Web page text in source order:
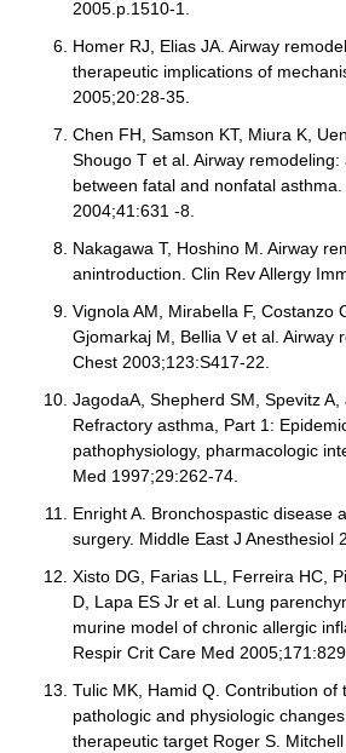
2005.p.1510-1.
Homer RJ, Elias JA. Airway
therapeutic implications of
2005;20:28-35.
Chen FH, Samson KT, Miura K,
Shougo T et al. Airway remodeling:
between fatal and nonfatal asthma.
2004;41:631 -8.
Nakagawa T, Hoshino M. Airway
anintroduction. Clin Rev Allergy
Vignola AM, Mirabella F, Costanzo
Gjomarkaj M, Bellia V et al. Airway
Chest 2003;123:S417-22.
JagodaA, Shepherd SM, Spevitz A,
Refractory asthma, Part 1:
pathophysiology, pharmacologic
Med 1997;29:262-74.
Enright A. Bronchospastic disease
surgery. Middle East J Anesthesiol
Xisto DG, Farias LL, Ferreira HC,
D, Lapa ES Jr et al. Lung
murine model of chronic allergic
Respir Crit Care Med
Tulic MK, Hamid Q. Contribution of
pathologic and physiologic
therapeutic target Roger S.